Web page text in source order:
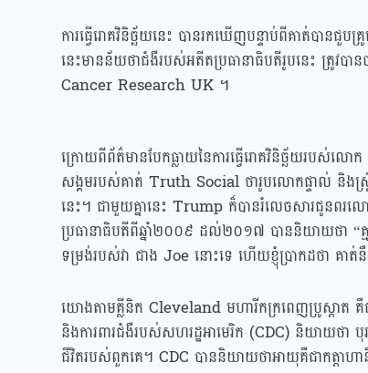
ការធ្វើរោគវិនិច្ឆ័យនេះ បានរកឃើញបន្ទាប់ពីគាត់បាន
នេះមានន័យថាជំងឺរបស់អតីតប្រធានាធិបតីរូបនេះ ត្រូវប
Cancer Research UK ។
ក្រោយពីព័ត៌មានបែកធ្លាយនៃការធ្វើរោគវិនិច្ឆ័យរបស់
សង្គមរបស់គាត់ Truth Social ថារូបលោកផ្ទាល់ និងស្ត្
នេះ។ ជាមួយគ្នានេះ Trump ក៏បានរំលេចសារជូន
ប្រធានាធិបតីពីឆ្នាំ២០០៩ ដល់២០១៧ បាននិយាយថា “គ្ម
ទម្រង់របស់វា ជាង Joe នោះទេ ហើយខ្ញុំប្រាកដថា គា
យោងតាមគ្លីនិក Cleveland មហារីកក្រពេញប្រូស្តាត
និងការពារជំងឺរបស់សហរដ្ឋអាមេរិក (CDC) និយាយថ
ជីវិតរបស់ពួកគេ។ CDC បាននិយាយថាអាយុគឺជាកត្តា